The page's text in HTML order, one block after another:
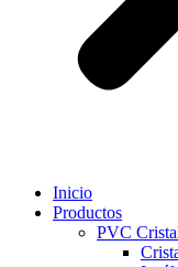
Inicio
Productos
PVC